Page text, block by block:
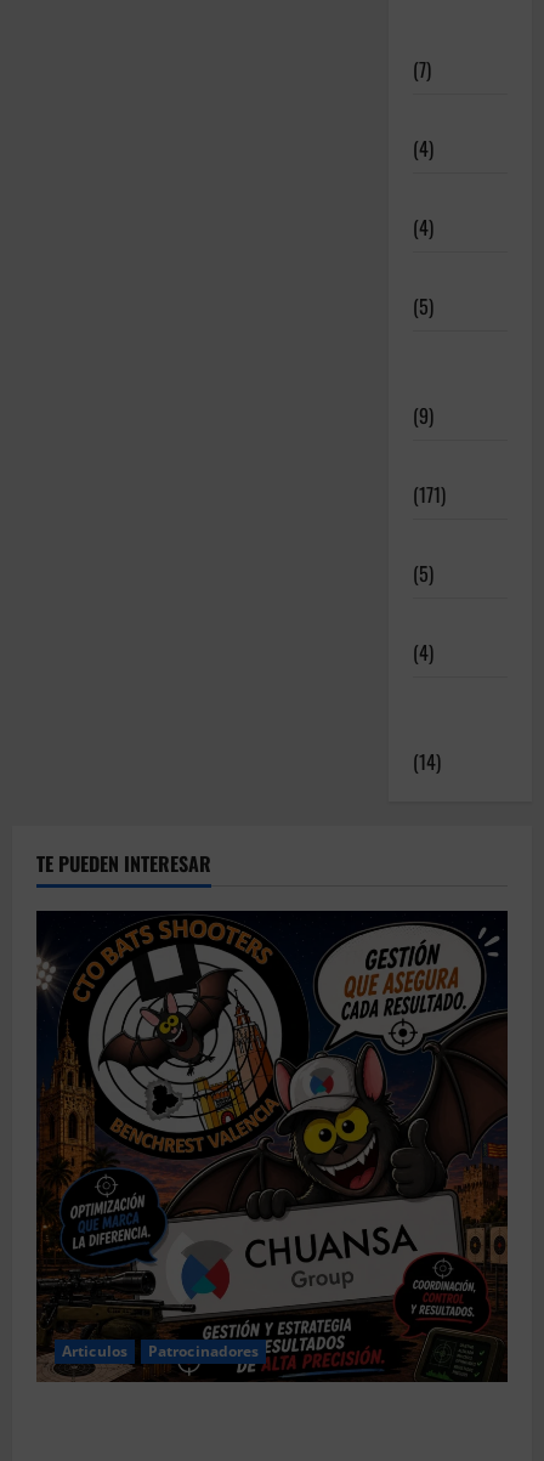
(7)
(4)
(4)
(5)
(9)
(171)
(5)
(4)
(14)
TE PUEDEN INTERESAR
Articulos Patrocinadores